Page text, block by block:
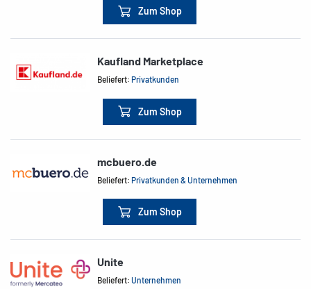
Zum Shop
Kaufland Marketplace
Beliefert:Privatkunden
Zum Shop
mcbuero.de
Beliefert:Privatkunden & Unternehmen
Zum Shop
Unite
Beliefert:Unternehmen